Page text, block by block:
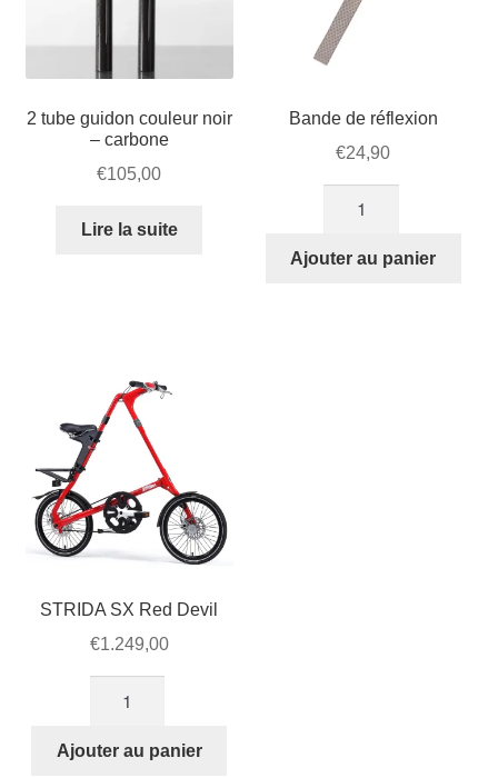
produit
2 tube guidon couleur noir
– carbone
€105,00
Lire la suite
Bande de réflexion
€24,90
Bande
Ajouter au panier
STRIDA SX Red Devil
€1.249,00
STRIDA
Ajouter au panier